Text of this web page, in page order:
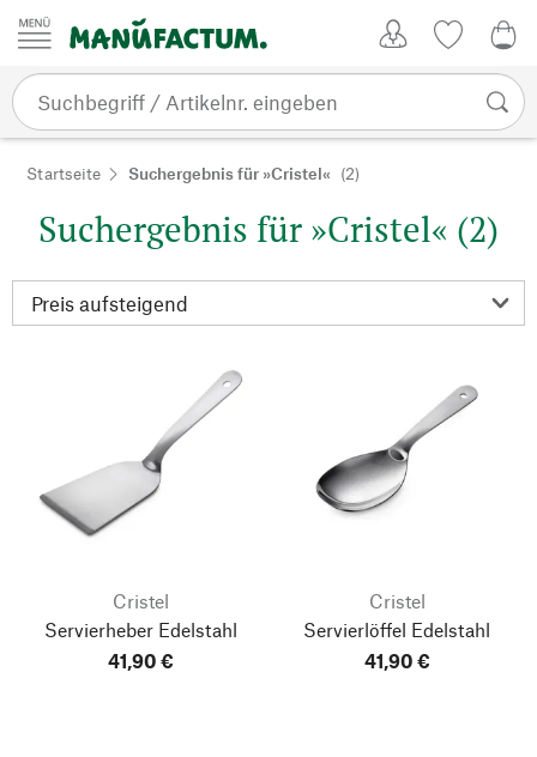
Zum Inhalt springen
Startseite Suchergebnis für »Cristel« (2)
Suchergebnis für »Cristel« (2)
Cristel
Servierheber Edelstahl
41,90 €
Cristel
Servierlöffel Edelstahl
41,90 €